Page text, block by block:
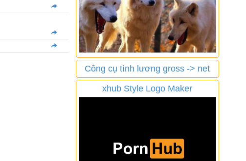
Công cụ tính lương gross -> net
xhub Style Logo Maker